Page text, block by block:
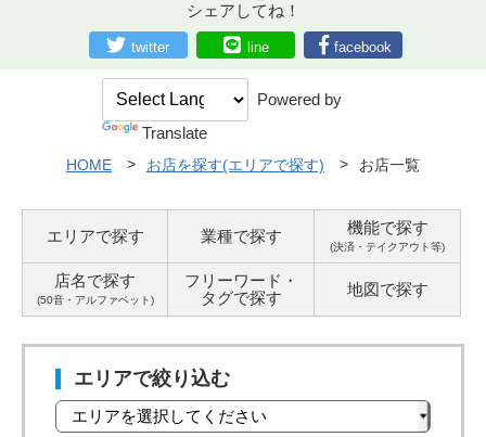
シェアしてね！
twitter line facebook
Powered by
Translate
HOME お店を探す(エリアで探す) お店一覧
エリアで探す 業種で探す 機能で探す
(決済・テイクアウト等)
店名で探す
(50音・アルファベット)
フリーワード・
タグで探す 地図で探す
エリアで絞り込む